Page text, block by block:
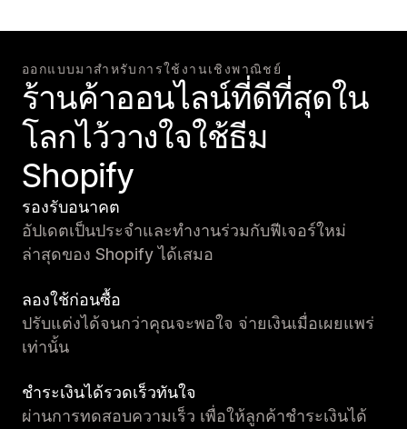
ออกแบบมาสำหรับการใช้งานเชิงพาณิชย์
ร้านค้าออนไลน์ที่ดีที่สุดใน
โลกไว้วางใจใช้ธีม
Shopify
รองรับอนาคต
อัปเดตเป็นประจำและทำงานร่วมกับฟีเจอร์ใหม่
ล่าสุดของ Shopify ได้เสมอ
ลองใช้ก่อนซื้อ
ปรับแต่งได้จนกว่าคุณจะพอใจ จ่ายเงินเมื่อเผยแพร่
เท่านั้น
ชำระเงินได้รวดเร็วทันใจ
ผ่านการทดสอบความเร็ว เพื่อให้ลูกค้าชำระเงินได้